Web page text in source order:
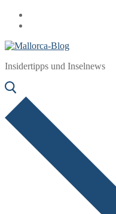
Zum
Inhalt
Menü
Schließen
Insidertipps und Inselnews